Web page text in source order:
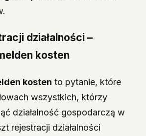
działalności –
kosten
kosten to pytanie, które
wszystkich, którzy
działalność gospodarczą w
rejestracji działalności